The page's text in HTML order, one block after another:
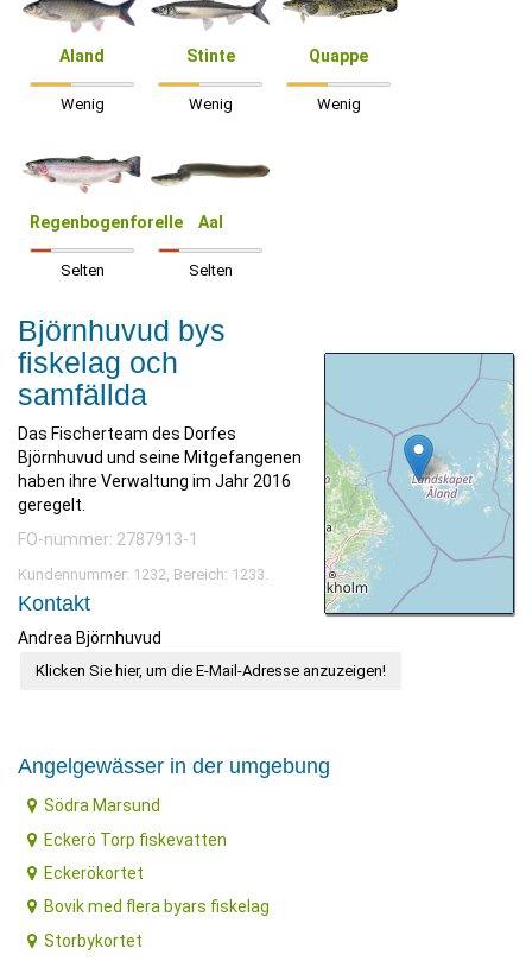
Aland
Wenig
Stinte
Wenig
Quappe
Wenig
Regenbogenforelle
Selten
Aal
Selten
Björnhuvud bys
fiskelag och
samfällda
Das Fischerteam des Dorfes
Björnhuvud und seine Mitgefangenen
haben ihre Verwaltung im Jahr 2016
geregelt.
FO-nummer: 2787913-1
Kundennummer: 1232, Bereich: 1233.
Kontakt
Andrea Björnhuvud
Klicken Sie hier, um die E-Mail-Adresse anzuzeigen!
Angelgewässer in der umgebung
Södra Marsund
Eckerö Torp fiskevatten
Eckerökortet
Bovik med flera byars fiskelag
Storbykortet